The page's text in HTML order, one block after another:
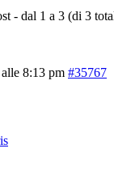
- dal 1 a 3 (di 3
8:13 pm #35767